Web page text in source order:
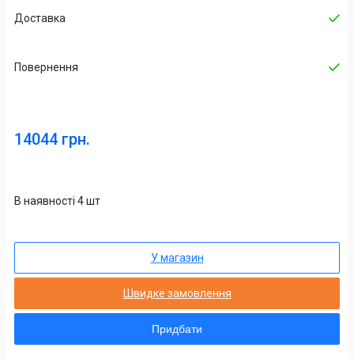
Доставка
Повернення
14044 грн.
В наявності 4 шт
У магазин
Швидке замовлення
Придбати